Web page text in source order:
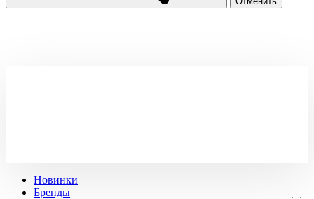
Новинки
Бренды